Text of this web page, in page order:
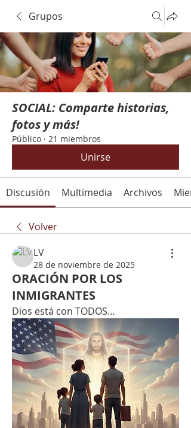
Grupos
SOCIAL: Comparte historias,
fotos y más!
Público · 21 miembros
Unirse
Discusión Multimedia Archivos
Volver
LV
28 de noviembre de 2025
ORACIÓN POR LOS
INMIGRANTES
Dios está con TODOS…